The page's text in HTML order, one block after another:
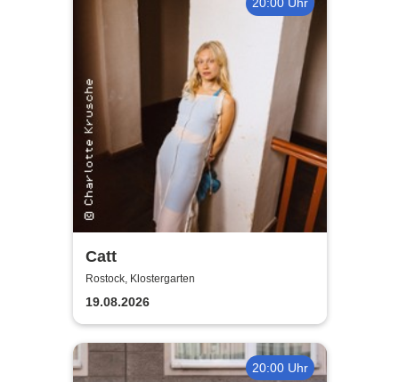
20:00 Uhr
Catt
Rostock, Klostergarten
19.08.2026
20:00 Uhr